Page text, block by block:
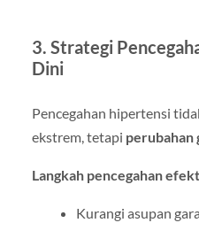
3. Strategi
Dini
Pencegahan hipertensi
ekstrem, tetapi perubahan
Langkah pencegahan
Kurangi asupan